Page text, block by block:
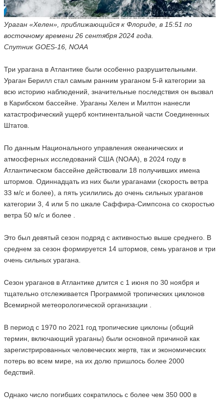
Ураган «Хелен», приближающийся к Флориде, в 15:51 по
восточному времени 26 сентября 2024 года.
Спутник GOES-16, NOAA
Три урагана в Атлантике были особенно разрушительными.
Ураган Берилл стал самым ранним ураганом 5-й категории за
всю историю наблюдений, значительные последствия он вызвал
в Карибском бассейне. Ураганы Хелен и Милтон нанесли
катастрофический ущерб континентальной части Соединенных
Штатов.
По данным Национального управления океанических и
атмосферных исследований США (NOAA), в 2024 году в
Атлантическом бассейне действовали 18 получивших имена
штормов. Одиннадцать из них были ураганами (скорость ветра
33 м/с и более), а пять усилились до очень сильных ураганов
категории 3, 4 или 5 по шкале Саффира-Симпсона со скоростью
ветра 50 м/с и более .
Это был девятый сезон подряд с активностью выше среднего. В
среднем за сезон формируется 14 штормов, семь ураганов и три
очень сильных урагана.
Сезон ураганов в Атлантике длится с 1 июня по 30 ноября и
тщательно отслеживается Программой тропических циклонов
Всемирной метеорологической организации .
В период с 1970 по 2021 год тропические циклоны (общий
термин, включающий ураганы) были основной причиной как
зарегистрированных человеческих жертв, так и экономических
потерь во всем мире, на их долю пришлось более 2000
бедствий.
Однако число погибших сократилось с более чем 350 000 в